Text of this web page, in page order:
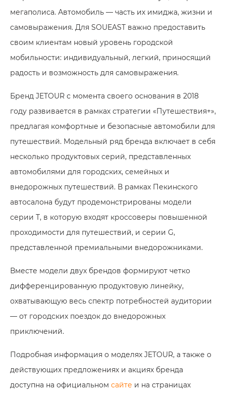
мегаполиса. Автомобиль — часть их имиджа, жизни и
самовыражения. Для SOUEAST важно предоставить
своим клиентам новый уровень городской
мобильности: индивидуальный, легкий, приносящий
радость и возможность для самовыражения.
Бренд JETOUR с момента своего основания в 2018
году развивается в рамках стратегии «Путешествия+»,
предлагая комфортные и безопасные автомобили для
путешествий. Модельный ряд бренда включает в себя
несколько продуктовых серий, представленных
автомобилями для городских, семейных и
внедорожных путешествий. В рамках Пекинского
автосалона будут продемонстрированы модели
серии T, в которую входят кроссоверы повышенной
проходимости для путешествий, и серии G,
представленной премиальными внедорожниками.
Вместе модели двух брендов формируют четко
дифференцированную продуктовую линейку,
охватывающую весь спектр потребностей аудитории
— от городских поездок до внедорожных
приключений.
Подробная информация о моделях JETOUR, а также о
действующих предложениях и акциях бренда
доступна на официальном сайте и на страницах